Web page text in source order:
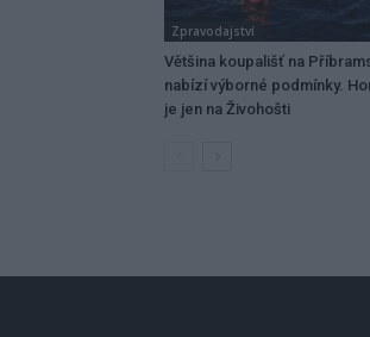
Zpravodajství
Většina koupališť na
nabízí výborné podmínky.
je jen na Živohošti